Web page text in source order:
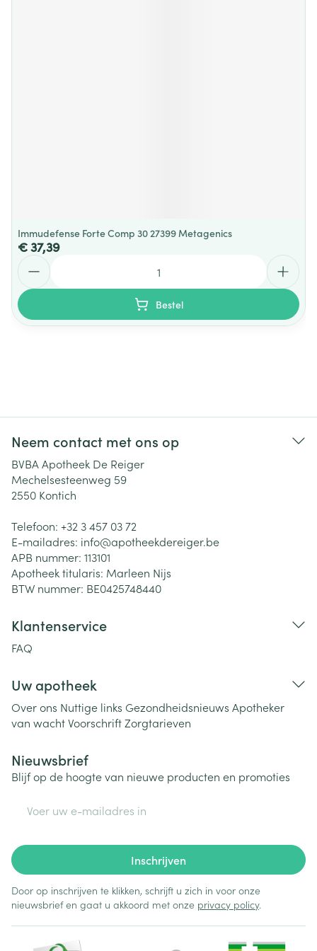
Immudefense Forte Comp 30 27399 Metagenics
€ 37,39
Bestel
Neem contact met ons op
BVBA Apotheek De Reiger
Mechelsesteenweg 59
2550 Kontich
Telefoon: +32 3 457 03 72
E-mailadres: info@apotheekdereiger.be
APB nummer: 113101
Apotheek titularis: Marleen Nijs
BTW nummer: BE0425748440
Klantenservice
FAQ
Uw apotheek
Over ons Nuttige links Gezondheidsnieuws Apotheker
van wachtVoorschriftZorgtarieven
Nieuwsbrief
Blijf op de hoogte van nieuwe producten en promoties
Inschrijven
Door op inschrijven te klikken, schrijft u zich in voor onze
nieuwsbrief en gaat u akkoord met onze privacy policy.